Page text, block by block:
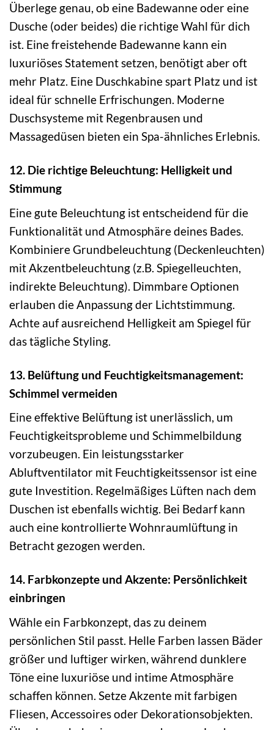
Überlege genau, ob eine Badewanne oder eine
Dusche (oder beides) die richtige Wahl für dich
ist. Eine freistehende Badewanne kann ein
luxuriöses Statement setzen, benötigt aber oft
mehr Platz. Eine Duschkabine spart Platz und ist
ideal für schnelle Erfrischungen. Moderne
Duschsysteme mit Regenbrausen und
Massagedüsen bieten ein Spa-ähnliches Erlebnis.
12. Die richtige Beleuchtung: Helligkeit und
Stimmung
Eine gute Beleuchtung ist entscheidend für die
Funktionalität und Atmosphäre deines Bades.
Kombiniere Grundbeleuchtung (Deckenleuchten)
mit Akzentbeleuchtung (z.B. Spiegelleuchten,
indirekte Beleuchtung). Dimmbare Optionen
erlauben die Anpassung der Lichtstimmung.
Achte auf ausreichend Helligkeit am Spiegel für
das tägliche Styling.
13. Belüftung und Feuchtigkeitsmanagement:
Schimmel vermeiden
Eine effektive Belüftung ist unerlässlich, um
Feuchtigkeitsprobleme und Schimmelbildung
vorzubeugen. Ein leistungsstarker
Abluftventilator mit Feuchtigkeitssensor ist eine
gute Investition. Regelmäßiges Lüften nach dem
Duschen ist ebenfalls wichtig. Bei Bedarf kann
auch eine kontrollierte Wohnraumlüftung in
Betracht gezogen werden.
14. Farbkonzepte und Akzente: Persönlichkeit
einbringen
Wähle ein Farbkonzept, das zu deinem
persönlichen Stil passt. Helle Farben lassen Bäder
größer und luftiger wirken, während dunklere
Töne eine luxuriöse und intime Atmosphäre
schaffen können. Setze Akzente mit farbigen
Fliesen, Accessoires oder Dekorationsobjekten.